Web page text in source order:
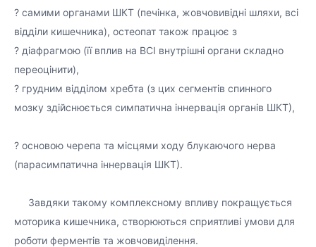
? самими органами ШКТ (печінка, жовчовивідні шляхи, всі
відділи кишечника), остеопат також працює з ⠀⠀
? діафрагмою (її вплив на ВСІ внутрішні органи складно
переоцінити), ⠀⠀
? грудним відділом хребта (з цих сегментів спинного
мозку здійснюється симпатична іннервація органів ШКТ),
? основою черепа та місцями ходу блукаючого нерва
(парасимпатична іннервація ШКТ).
⠀⠀Завдяки такому комплексному впливу покращується
моторика кишечника, створюються сприятливі умови для
роботи ферментів та жовчовиділення.